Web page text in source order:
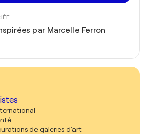
par Marcelle Ferron
de galeries d'art